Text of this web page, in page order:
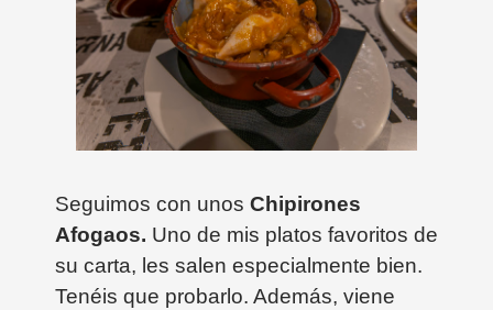
Seguimos con unos Chipirones
Afogaos. Uno de mis platos favoritos de
su carta, les salen especialmente bien.
Tenéis que probarlo. Además, viene